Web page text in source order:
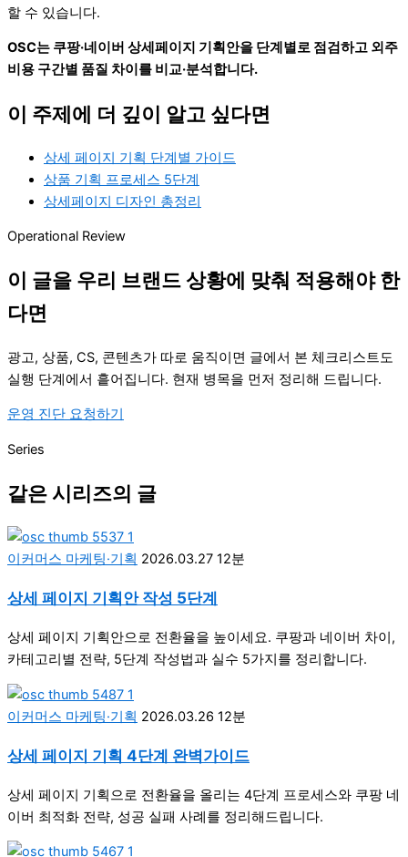
할 수 있습니다.
OSC는 쿠팡·네이버 상세페이지 기획안을 단계별로 점검하고 외주
비용 구간별 품질 차이를 비교·분석합니다.
이 주제에 더 깊이 알고 싶다면
상세 페이지 기획 단계별 가이드
상품 기획 프로세스 5단계
상세페이지 디자인 총정리
Operational Review
이 글을 우리 브랜드 상황에 맞춰 적용해야 한
다면
광고, 상품, CS, 콘텐츠가 따로 움직이면 글에서 본 체크리스트도
실행 단계에서 흩어집니다. 현재 병목을 먼저 정리해 드립니다.
운영 진단 요청하기
Series
같은 시리즈의 글
이커머스 마케팅·기획 2026.03.27 12분
상세 페이지 기획안 작성 5단계
상세 페이지 기획안으로 전환율을 높이세요. 쿠팡과 네이버 차이,
카테고리별 전략, 5단계 작성법과 실수 5가지를 정리합니다.
이커머스 마케팅·기획 2026.03.26 12분
상세 페이지 기획 4단계 완벽가이드
상세 페이지 기획으로 전환율을 올리는 4단계 프로세스와 쿠팡 네
이버 최적화 전략, 성공 실패 사례를 정리해드립니다.